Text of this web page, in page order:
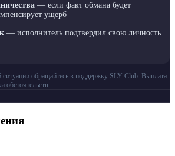
— если факт обмана будет
ущерб
— исполнитель подтвердил свою личность
ситуации обращайтесь в поддержку SLY Club. Выплата
обстоятельств.